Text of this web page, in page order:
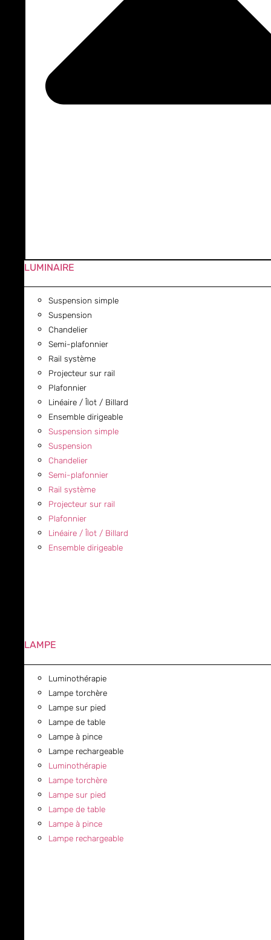
LUMINAIRE
Suspension simple
Suspension
Chandelier
Semi-plafonnier
Rail système
Projecteur sur rail
Plafonnier
Linéaire / Îlot / Billard
Ensemble dirigeable
Suspension simple
Suspension
Chandelier
Semi-plafonnier
Rail système
Projecteur sur rail
Plafonnier
Linéaire / Îlot / Billard
Ensemble dirigeable
LAMPE
Luminothérapie
Lampe torchère
Lampe sur pied
Lampe de table
Lampe à pince
Lampe rechargeable
Luminothérapie
Lampe torchère
Lampe sur pied
Lampe de table
Lampe à pince
Lampe rechargeable